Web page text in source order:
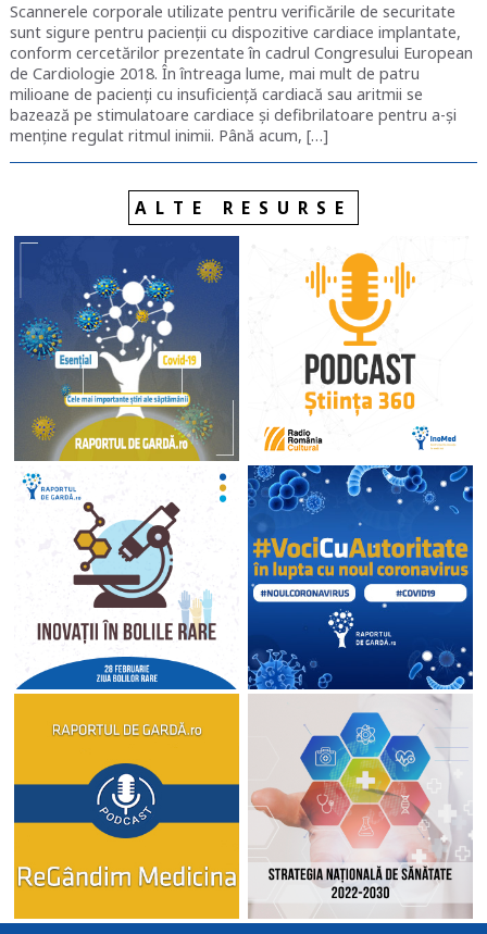
Scannerele corporale utilizate pentru verificările de securitate
sunt sigure pentru pacienții cu dispozitive cardiace implantate,
conform cercetărilor prezentate în cadrul Congresului European
de Cardiologie 2018. În întreaga lume, mai mult de patru
milioane de pacienți cu insuficiență cardiacă sau aritmii se
bazează pe stimulatoare cardiace și defibrilatoare pentru a-și
menține regulat ritmul inimii. Până acum, […]
ALTE RESURSE